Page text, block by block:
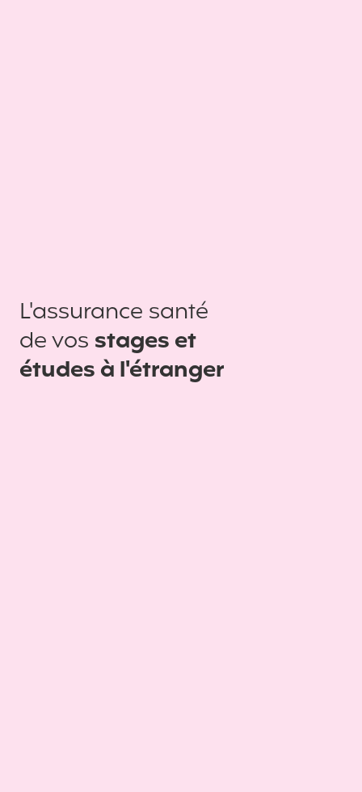
L'assurance santé
de vos stages et
études à l'étranger